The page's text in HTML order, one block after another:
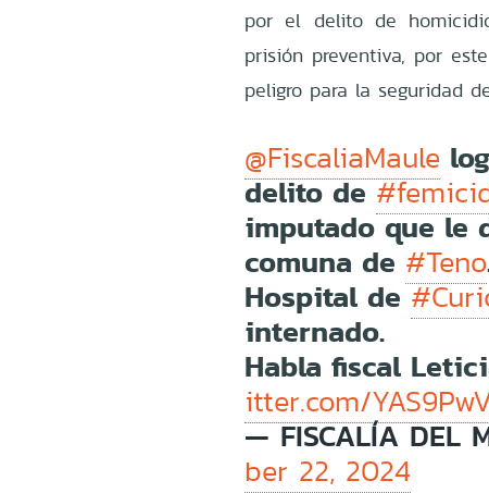
por el delito de
prisión preventiva, por
peligro para la seguridad
@FiscaliaMaule
delito de
imputado que le
comuna de #Teno
Hospital de
internado.
Habla fiscal
itter.com/
— FISCALÍA DEL
ber 22, 2024